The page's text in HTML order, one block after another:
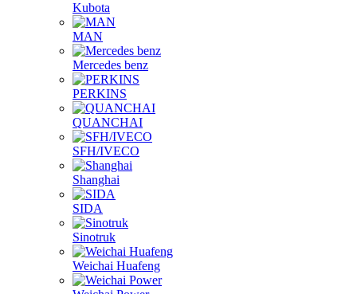
Kubota
MAN
Mercedes benz
PERKINS
QUANCHAI
SFH/IVECO
Shanghai
SIDA
Sinotruk
Weichai Huafeng